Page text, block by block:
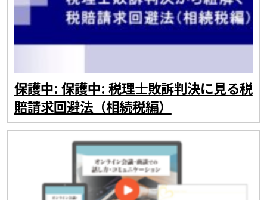
保護中: 保護中: 税理士敗訴判決に見る税
賠請求回避法（相続税編）